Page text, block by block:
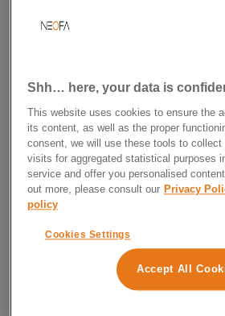
Réduire ses impôts
Défiscalisation
Défiscaliser avec
Défiscalisation avec les
Girardin industriel
SCPI Denormandie
Défiscaliser avec un
Fiscalité des particuliers
Conseil en optimisation
Enveloppes fiscales
Fiscalité de
Fiscalité du PEA
Fiscalité du PER
Fiscalité du PEL
Shh… here, your data is
This website uses cookies to ensure the
its content, as well as the proper
consent, we will use these tools to collect
visits for aggregated statistical purposes
service and offer you personalised
out more, please consult our Privacy
policy
Cookies Settings
Accept All